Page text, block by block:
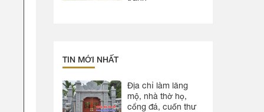
TIN MỚI NHẤT
Địa chỉ làm lăng
mộ, nhà thờ họ,
cổng đá, cuốn thư